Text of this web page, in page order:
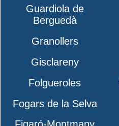
Guardiola de
Berguedà
Granollers
Gisclareny
Folgueroles
Fogars de la Selva